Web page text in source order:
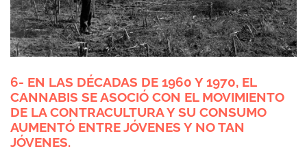
6- EN LAS DÉCADAS DE 1960 Y 1970, EL
CANNABIS SE ASOCIÓ CON EL MOVIMIENTO
DE LA CONTRACULTURA Y SU CONSUMO
AUMENTÓ ENTRE JÓVENES Y NO TAN
JÓVENES.